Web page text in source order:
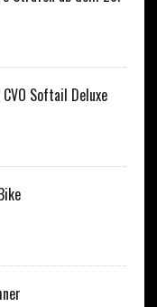
Softail Deluxe